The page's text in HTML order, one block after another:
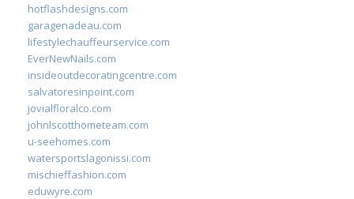
hotflashdesigns.com
garagenadeau.com
lifestylechauffeurservice.com
EverNewNails.com
insideoutdecoratingcentre.com
salvatoresinpoint.com
jovialfloralco.com
johnlscotthometeam.com
u-seehomes.com
watersportslagonissi.com
mischieffashion.com
eduwyre.com